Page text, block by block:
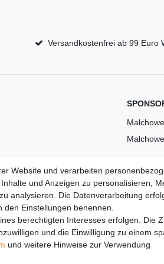
Versandkostenfrei ab 99 Euro
Website und verarbeiten
und Anzeigen zu personalisieren,
analysieren. Die Datenverarbeitung
Einstellungen benennen.
berechtigten Interesses erfolgen. Die
und die Einwilligung zu einem
und weitere Hinweise zur Verwendung